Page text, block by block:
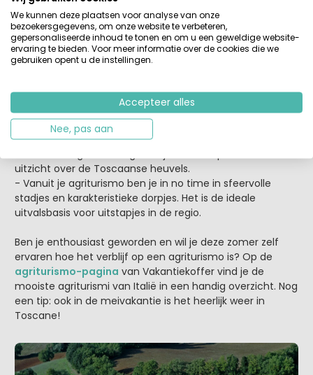
week en het is wel erg toevallig als jullie allemaal tegelijk
‘thuis zijn’.
- Een agriturismo is bijna altijd kleinschalig, gezellig en
sfeervol. Ik vind de mensen in Toscane bijzonder gastvrij
en gemoedelijk! Zoals alle Italianen eigenlijk…
aanspraak. In veel agriturismi ben je tóch niet helemaal
alleen, zodat je kinderen altijd wel iemand kunnen vinden
om mee te spelen. Of te zwemmen, zodat jij even een
boekje kunt lezen.
uitzicht over de Toscaanse heuvels.
- Vanuit je agriturismo ben je in no time in sfeervolle
stadjes en karakteristieke dorpjes. Het is de ideale
uitvalsbasis voor uitstapjes in de regio.
Ben je enthousiast geworden en wil je deze zomer zelf
ervaren hoe het verblijf op een agriturismo is? Op de
agriturismo-pagina van Vakantiekoffer vind je de
mooiste agriturismi van Italië in een handig overzicht. Nog
een tip: ook in de meivakantie is het heerlijk weer in
Toscane!
We kunnen deze plaatsen voor analyse van onze
bezoekersgegevens, om onze website te verbeteren,
gepersonaliseerde inhoud te tonen en om u een geweldige website-
ervaring te bieden. Voor meer informatie over de cookies die we
gebruiken opent u de instellingen.
Accepteer alles
Nee, pas aan